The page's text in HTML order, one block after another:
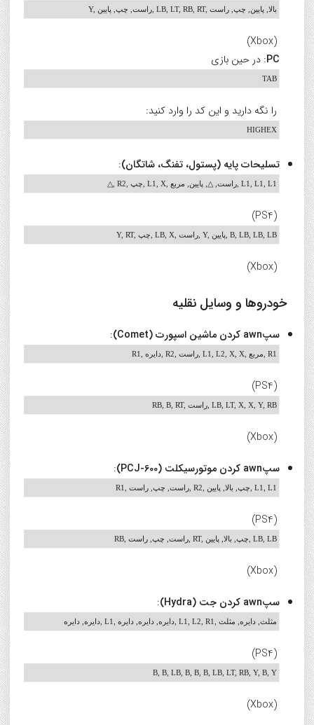
Y, راست, چپ, پایین, LB, LT, RB, RT, بالا, پایین, چپ, راست
(Xbox)
PC: در حین بازی
TAB
را نگه دارید و این کد را وارد کنید:
HIGHEX
تسلیحات پایه (پستول، تفنگ، شاتگان):
△, R2, چپ, L1, X, راست, △, پایین, مربع, L1, L1, L1
(PS4)
Y, RT, چپ, LB, X, راست, Y, پایین, B, LB, LB, LB
(Xbox)
خودروها و وسایل نقلیه
سپawn کردن ماشین اسپورت (Comet) :
R1, دایره, R2, راست, L1, L2, X, X, مربع, R1
(PS4)
RB, B, RT, راست, LB, LT, X, X, Y, RB
(Xbox)
سپawn کردن موتورسیکلت (PCJ-600)
:
R1, راست, چپ, راست, R2, چپ, بالا, پایین, L1, L1
(PS4)
RB, راست, چپ, راست, RT, چپ, بالا, پایین, LB, LB
(Xbox)
سپawn کردن جت (Hydra)
:
دایره, دایره, L1, دایره, دایره, دایره, L1, L2, R1, مثلث, دایره, مثلث
(PS4)
B, B, LB, B, B, B, LB, LT, RB, Y, B, Y
(Xbox)